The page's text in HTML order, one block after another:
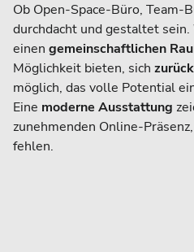
Ob Open-Space-Büro, Team-
durchdacht und gestaltet
einen gemeinschaftlichen
Möglichkeit bieten, sich
möglich, das volle Potential
Eine moderne Ausstattung
zunehmenden Online-
fehlen.